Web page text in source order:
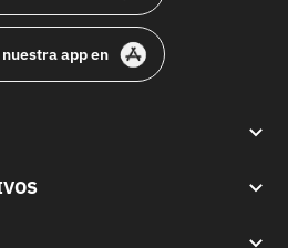
app en